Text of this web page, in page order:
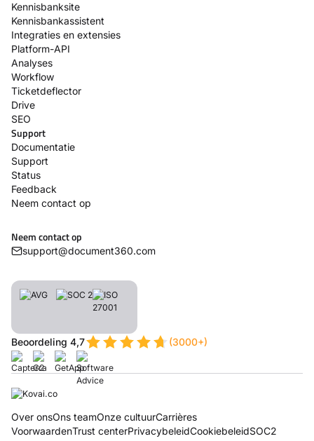
Kennisbanksite
Kennisbankassistent
Integraties en extensies
Platform-API
Analyses
Workflow
Ticketdeflector
Drive
SEO
Support
Documentatie
Support
Status
Feedback
Neem contact op
Neem contact op
support@document360.com
Beoordeling 4,7 (3000+)
Over onsOns teamOnze cultuurCarrières
VoorwaardenTrust centerPrivacybeleidCookiebeleidSOC2